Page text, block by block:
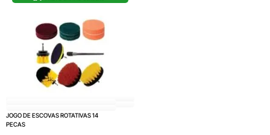
JOGO DE ESCOVAS ROTATIVAS 14
PECAS